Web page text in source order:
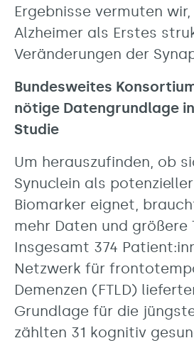
Ergebnisse vermuten
Alzheimer als Erstes
Veränderungen der
Bundesweites
nötige Datengrundlage
Studie
Um herauszufinden, ob
Synuclein als
Biomarker eignet,
mehr Daten und größere
Insgesamt 374
Netzwerk für
Demenzen (FTLD)
Grundlage für die
zählten 31 kognitiv